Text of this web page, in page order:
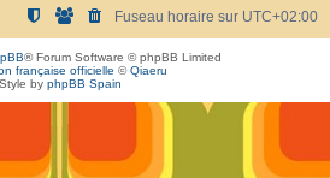
Fuseau horaire sur UTC+02:00
® Forum Software © phpBB Limited
française officielle ©Qiaeru
Style by phpBB Spain